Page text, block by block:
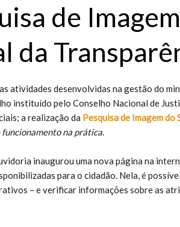
de
da
atividades desenvolvidas na gestão do
instituído pelo Conselho Nacional de
a realização da Pesquisa de Imagem do
funcionamento na prática.
inaugurou uma nova página na
para o cidadão. Nela, é
– e verificar informações sobre as